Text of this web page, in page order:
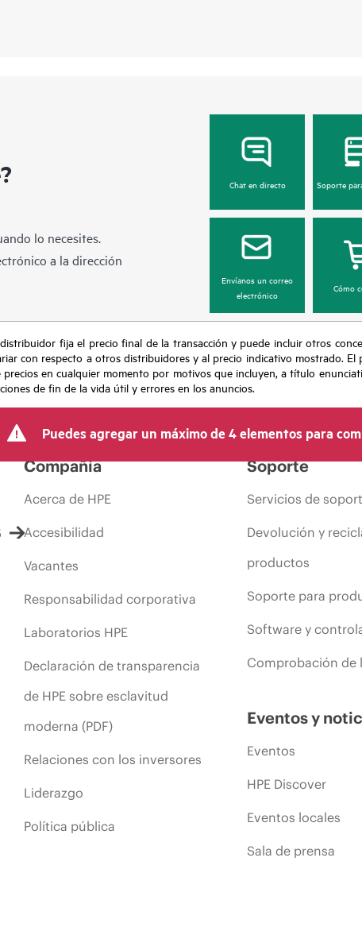
lo necesites.
a la dirección
Chat en directo Soporte
Envíanos un correo
electrónico
Cómo
fija el precio final de la transacción y puede incluir otros
con respecto a otros distribuidores y al precio indicativo mostrado.
en cualquier momento por motivos que incluyen, a título
de fin de la vida útil y errores en los anuncios.
Puedes agregar un máximo de 4 elementos para
Compañía
Acerca de HPE
Accesibilidad
Vacantes
Responsabilidad corporativa
Laboratorios HPE
Declaración de transparencia
de HPE sobre esclavitud
moderna (PDF)
Relaciones con los inversores
Liderazgo
Política pública
Soporte
Servicios de
Devolución y
productos
Soporte para
Software y
Comprobación de
Eventos y
Eventos
HPE Discover
Eventos locales
Sala de prensa